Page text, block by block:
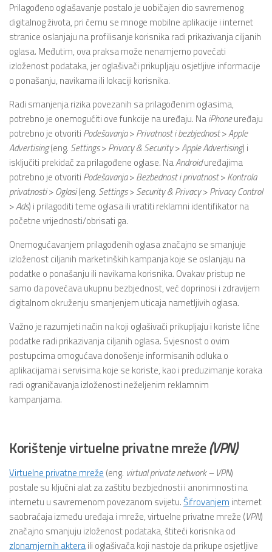
Prilagođeno oglašavanje postalo je uobičajen dio savremenog
digitalnog života, pri čemu se mnoge mobilne aplikacije i internet
stranice oslanjaju na profilisanje korisnika radi prikazivanja ciljanih
oglasa. Međutim, ova praksa može nenamjerno povećati
izloženost podataka, jer oglašivači prikupljaju osjetljive informacije
o ponašanju, navikama ili lokaciji korisnika.
Radi smanjenja rizika povezanih sa prilagođenim oglasima,
potrebno je onemogućiti ove funkcije na uređaju. NaiPhoneuređaju
potrebno je otvoriti Podešavanja>Privatnost i bezbjednost>Apple
Advertising(eng. Settings>Privacy & Security>Apple Advertising) i
isključiti prekidač za prilagođene oglase. NaAndroiduređajima
potrebno je otvoriti Podešavanja>Bezbednost i privatnost>Kontrola
privatnosti>Oglasi(eng. Settings>Security & Privacy>Privacy Control
>Ads) i prilagoditi teme oglasa ili vratiti reklamni identifikator na
početne vrijednosti/obrisati ga.
Onemogućavanjem prilagođenih oglasa značajno se smanjuje
izloženost ciljanih marketinških kampanja koje se oslanjaju na
podatke o ponašanju ili navikama korisnika. Ovakav pristup ne
samo da povećava ukupnu bezbjednost, već doprinosi i zdravijem
digitalnom okruženju smanjenjem uticaja nametljivih oglasa.
Važno je razumjeti način na koji oglašivači prikupljaju i koriste lične
podatke radi prikazivanja ciljanih oglasa. Svjesnost o ovim
postupcima omogućava donošenje informisanih odluka o
aplikacijama i servisima koje se koriste, kao i preduzimanje koraka
radi ograničavanja izloženosti neželjenim reklamnim
kampanjama.
Korištenje virtuelne privatne mreže(VPN)
Virtuelne privatne mreže (eng. virtual private network – VPN)
postale su ključni alat za zaštitu bezbjednosti i anonimnosti na
internetu u savremenom povezanom svijetu.Šifrovanjem internet
saobraćaja između uređaja i mreže, virtuelne privatne mreže (VPN)
značajno smanjuju izloženost podataka, štiteći korisnika od
zlonamjernih akteraili oglašivača koji nastoje da prikupe osjetljive